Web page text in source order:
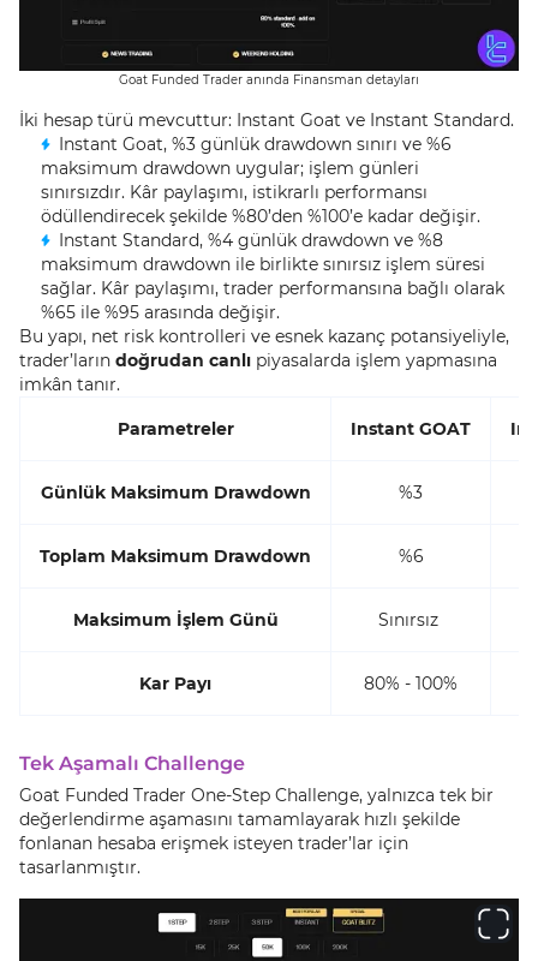
Goat Funded Trader anında Finansman detayları
İki hesap türü mevcuttur: Instant Goat ve Instant Standard.
Instant Goat, %3 günlük drawdown sınırı ve %6
maksimum drawdown uygular; işlem günleri
sınırsızdır. Kâr paylaşımı, istikrarlı performansı
ödüllendirecek şekilde %80’den %100’e kadar değişir.
Instant Standard, %4 günlük drawdown ve %8
maksimum drawdown ile birlikte sınırsız işlem süresi
sağlar. Kâr paylaşımı, trader performansına bağlı olarak
%65 ile %95 arasında değişir.
Bu yapı, net risk kontrolleri ve esnek kazanç potansiyeliyle,
trader’ların doğrudan canlı piyasalarda işlem yapmasına
imkân tanır.
Parametreler Instant GOAT
Günlük Maksimum Drawdown %3
Toplam Maksimum Drawdown %6
Maksimum İşlem Günü Sınırsız
Kar Payı 80% - 100%
Tek Aşamalı Challenge
Goat Funded Trader One-Step Challenge, yalnızca tek bir
değerlendirme aşamasını tamamlayarak hızlı şekilde
fonlanan hesaba erişmek isteyen trader’lar için
tasarlanmıştır.